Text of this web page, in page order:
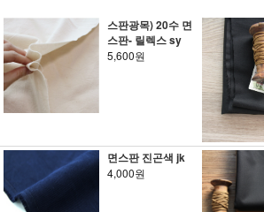
스판광목) 20수 면
스판- 릴렉스 sy
5,600원
면스판 진곤색 jk
4,000원